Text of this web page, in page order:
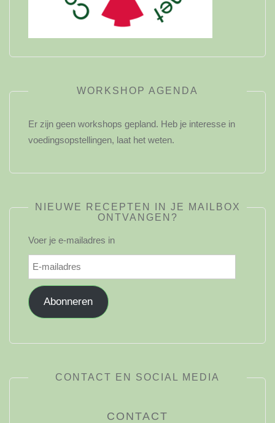
WORKSHOP AGENDA
Er zijn geen workshops gepland. Heb je interesse in
voedingsopstellingen, laat het weten.
NIEUWE RECEPTEN IN JE MAILBOX
ONTVANGEN?
Voer je e-mailadres in
E-
mailadres
Abonneren
CONTACT EN SOCIAL MEDIA
CONTACT